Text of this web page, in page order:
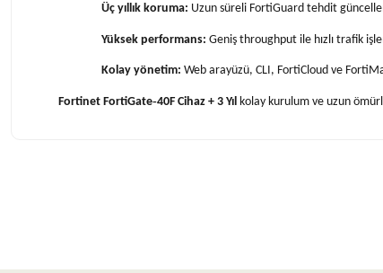
Üç yıllık koruma: Uzun süreli FortiGuard tehdit
Yüksek performans: Geniş throughput ile hızlı trafik
Kolay yönetim: Web arayüzü, CLI, FortiCloud ve
Fortinet FortiGate‑40F Cihaz + 3 Yıl kolay kurulum ve uzun